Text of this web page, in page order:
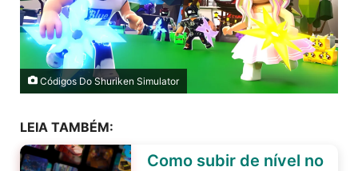
Códigos Do Shuriken Simulator
LEIA TAMBÉM:
Como subir de nível no